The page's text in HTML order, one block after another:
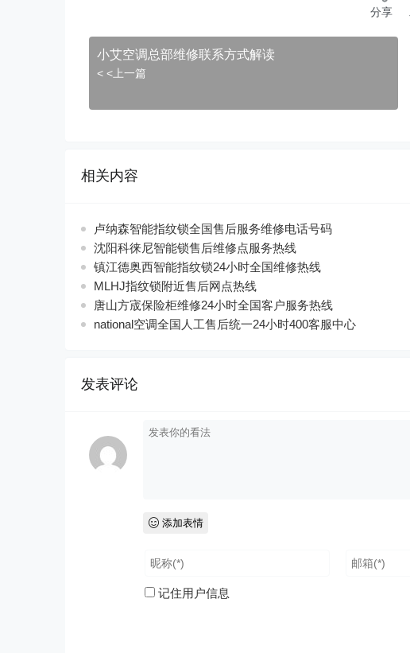
分享
小艾空调总部维修联系方式解读
< <上一篇
相关内容
卢纳森智能指纹锁全国售后服务维修电话号码
沈阳科徕尼智能锁售后维修点服务热线
镇江德奥西智能指纹锁24小时全国维修热线
MLHJ指纹锁附近售后网点热线
唐山方宬保险柜维修24小时全国客户服务热线
national空调全国人工售后统一24小时400客服中心
发表评论
添加表情
记住用户信息